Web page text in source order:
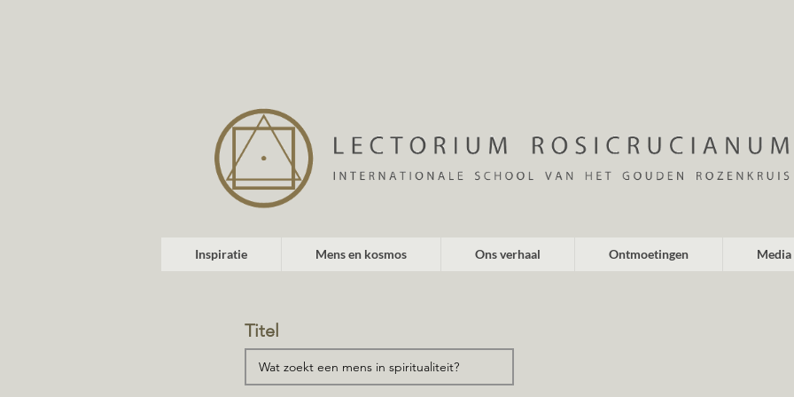
Inspiratie Mens en kosmos Ons verhaal Ontmoetingen Media
Titel